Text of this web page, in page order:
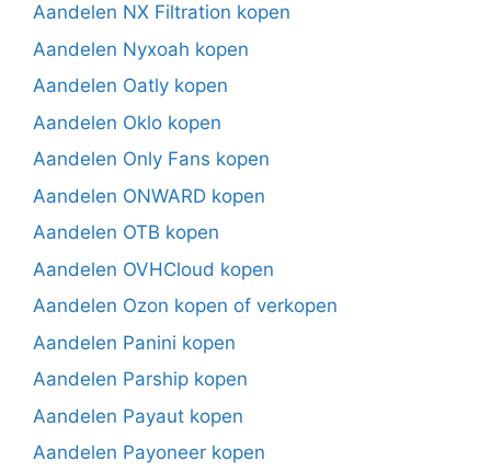
Aandelen NX Filtration kopen
Aandelen Nyxoah kopen
Aandelen Oatly kopen
Aandelen Oklo kopen
Aandelen Only Fans kopen
Aandelen ONWARD kopen
Aandelen OTB kopen
Aandelen OVHCloud kopen
Aandelen Ozon kopen of verkopen
Aandelen Panini kopen
Aandelen Parship kopen
Aandelen Payaut kopen
Aandelen Payoneer kopen